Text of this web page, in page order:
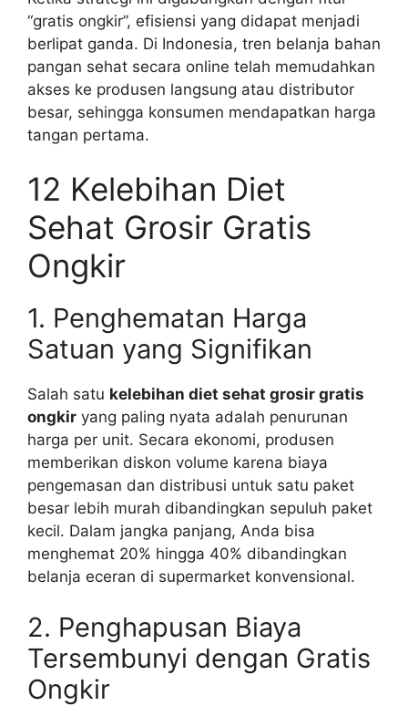
“gratis ongkir”, efisiensi yang didapat menjadi
berlipat ganda. Di Indonesia, tren belanja bahan
pangan sehat secara online telah memudahkan
akses ke produsen langsung atau distributor
besar, sehingga konsumen mendapatkan harga
tangan pertama.
12 Kelebihan Diet
Sehat Grosir Gratis
Ongkir
1. Penghematan Harga
Satuan yang Signifikan
Salah satu kelebihan diet sehat grosir gratis
ongkir yang paling nyata adalah penurunan
harga per unit. Secara ekonomi, produsen
memberikan diskon volume karena biaya
pengemasan dan distribusi untuk satu paket
besar lebih murah dibandingkan sepuluh paket
kecil. Dalam jangka panjang, Anda bisa
menghemat 20% hingga 40% dibandingkan
belanja eceran di supermarket konvensional.
2. Penghapusan Biaya
Tersembunyi dengan Gratis
Ongkir